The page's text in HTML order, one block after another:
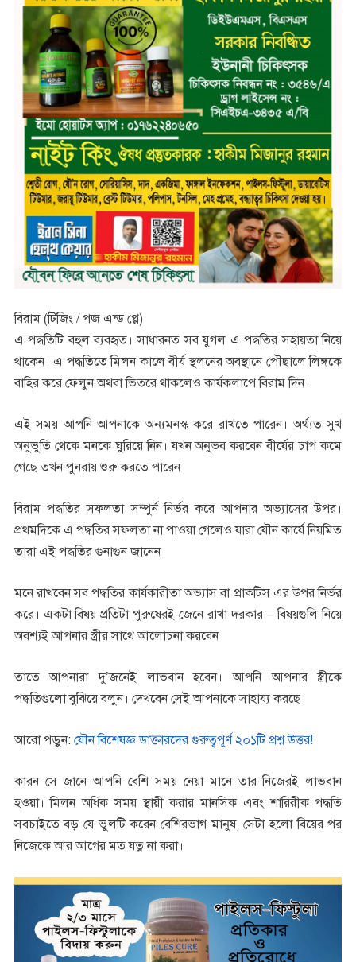
বিরাম (টিজিং / পজ এন্ড প্লে)
এ পদ্ধতিটি বহুল ব্যবহৃত। সাধারনত সব যুগল এ পদ্ধতির সহায়তা নিয়ে
থাকেন। এ পদ্ধতিতে মিলন কালে বীর্য স্থলনের অবস্থানে পৌছালে লিঙ্গকে
বাহির করে ফেলুন অথবা ভিতরে থাকলেও কার্যকলাপে বিরাম দিন।
এই সময় আপনি আপনাকে অন্যমনস্ক করে রাখতে পারেন। অর্থ্যত্‍ সুখ
অনুভুতি থেকে মনকে ঘুরিয়ে নিন। যখন অনুভব করবেন বীর্যের চাপ কমে
গেছে তখন পুনরায় শুরু করতে পারেন।
বিরাম পদ্ধতির সফলতা সম্পুর্ন নির্ভর করে আপনার অভ্যাসের উপর।
প্রথমদিকে এ পদ্ধতির সফলতা না পাওয়া গেলেও যারা যৌন কার্যে নিয়মিত
তারা এই পদ্ধতির গুনাগুন জানেন।
মনে রাখবেন সব পদ্ধতির কার্যকারীতা অভ্যাস বা প্রাকটিস এর উপর নির্ভর
করে। একটা বিষয় প্রতিটা পুরুষেরই জেনে রাখা দরকার – বিষয়গুলি নিয়ে
অবশ্যই আপনার স্ত্রীর সাথে আলোচনা করবেন।
তাতে আপনারা দু’জনেই লাভবান হবেন। আপনি আপনার স্ত্রীকে
পদ্ধতিগুলো বুঝিয়ে বলুন। দেখবেন সেই আপনাকে সাহায্য করছে।
আরো পড়ুন: যৌন বিশেষজ্ঞ ডাক্তারদের গুরুত্বপূর্ণ ২০১টি প্রশ্ন উত্তর!
কারন সে জানে আপনি বেশি সময় নেয়া মানে তার নিজেরই লাভবান
হওয়া। মিলন অধিক সময় স্থায়ী করার মানসিক এবং শারিরীক পদ্ধতি
সবচাইতে বড় যে ভুলটি করেন বেশিরভাগ মানুষ, সেটা হলো বিয়ের পর
নিজেকে আর আগের মত যত্ন না করা।